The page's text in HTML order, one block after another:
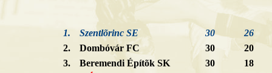
1. Szentlõrinc SE 30
26
2.
Dombóvár FC 30
20
3.
Beremendi Építõk SK 30 18